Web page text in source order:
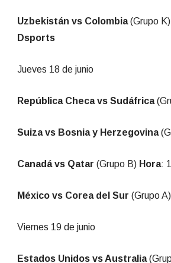
Uzbekistán vs Colombia(Grupo K)
Dsports
Jueves 18 de junio
República Checa vs Sudáfrica
Suiza vs Bosnia y Herzegovina
Canadá vs Qatar (Grupo B) Hora:
México vs Corea del Sur (Grupo A)
Viernes 19 de junio
Estados Unidos vs Australia